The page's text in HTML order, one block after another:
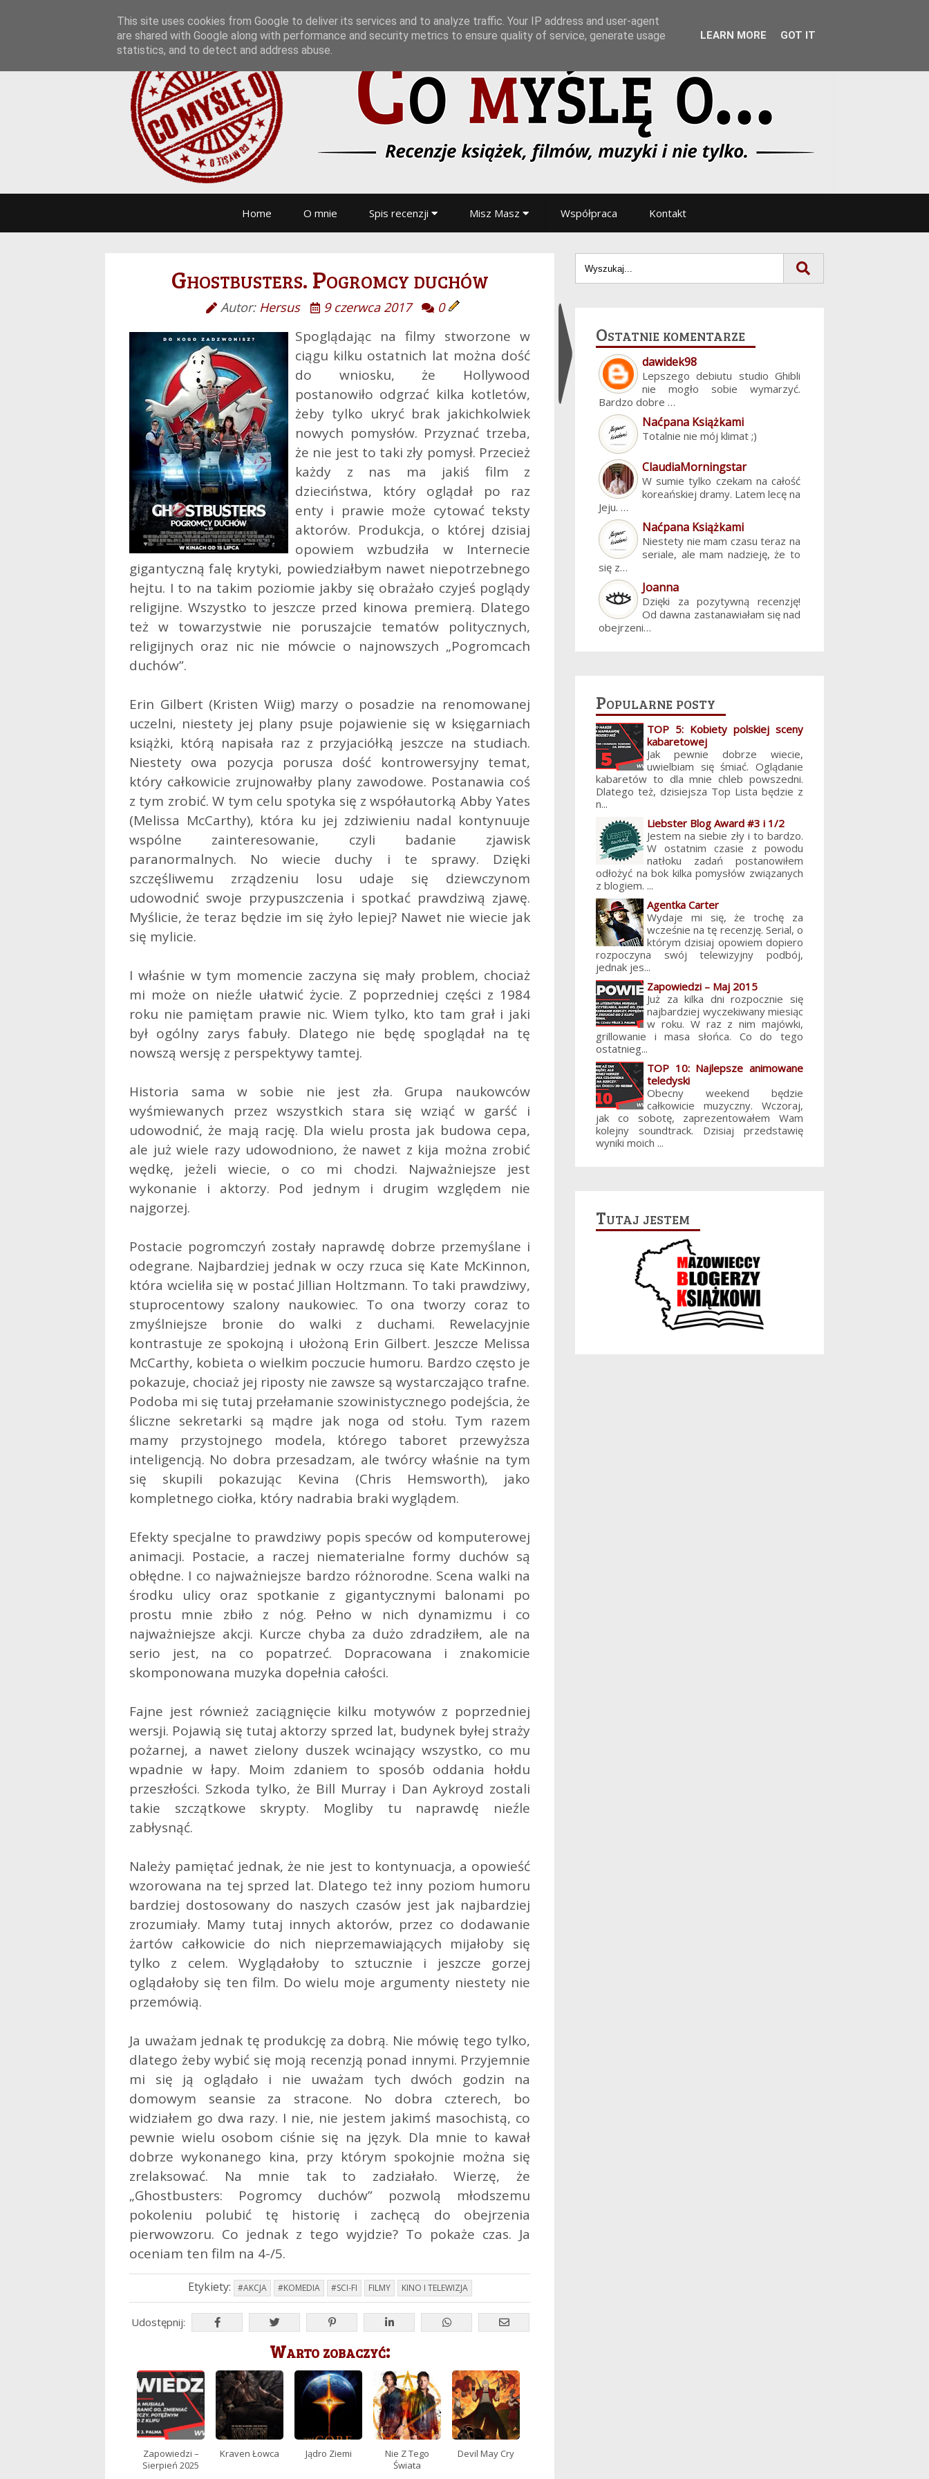
Home O mnie Spis recenzji Misz Masz Współpraca Kontakt
Ghostbusters. Pogromcy duchów
Autor: Hersus 9 czerwca 2017 0
Spoglądając na filmy stworzone w
ciągu kilku ostatnich lat można dość
do wniosku, że Hollywood
postanowiło odgrzać kilka kotletów,
żeby tylko ukryć brak jakichkolwiek
nowych pomysłów. Przyznać trzeba,
że nie jest to taki zły pomysł. Przecież
każdy z nas ma jakiś film z
dzieciństwa, który oglądał po raz
enty i prawie może cytować teksty
aktorów. Produkcja, o której dzisiaj
opowiem wzbudziła w Internecie
gigantyczną falę krytyki, powiedziałbym nawet niepotrzebnego
hejtu. I to na takim poziomie jakby się obrażało czyjeś poglądy
religijne. Wszystko to jeszcze przed kinowa premierą. Dlatego
też w towarzystwie nie poruszajcie tematów politycznych,
religijnych oraz nic nie mówcie o najnowszych „Pogromcach
duchów”.
Erin Gilbert (Kristen Wiig) marzy o posadzie na renomowanej
uczelni, niestety jej plany psuje pojawienie się w księgarniach
książki, którą napisała raz z przyjaciółką jeszcze na studiach.
Niestety owa pozycja porusza dość kontrowersyjny temat,
który całkowicie zrujnowałby plany zawodowe. Postanawia coś
z tym zrobić. W tym celu spotyka się z współautorką Abby Yates
(Melissa McCarthy), która ku jej zdziwieniu nadal kontynuuje
wspólne zainteresowanie, czyli badanie zjawisk
paranormalnych. No wiecie duchy i te sprawy. Dzięki
szczęśliwemu zrządzeniu losu udaje się dziewczynom
udowodnić swoje przypuszczenia i spotkać prawdziwą zjawę.
Myślicie, że teraz będzie im się żyło lepiej? Nawet nie wiecie jak
się mylicie.
I właśnie w tym momencie zaczyna się mały problem, chociaż
mi może on nieźle ułatwić życie. Z poprzedniej części z 1984
roku nie pamiętam prawie nic. Wiem tylko, kto tam grał i jaki
był ogólny zarys fabuły. Dlatego nie będę spoglądał na tę
nowszą wersję z perspektywy tamtej.
Historia sama w sobie nie jest zła. Grupa naukowców
wyśmiewanych przez wszystkich stara się wziąć w garść i
udowodnić, że mają rację. Dla wielu prosta jak budowa cepa,
ale już wiele razy udowodniono, że nawet z kija można zrobić
wędkę, jeżeli wiecie, o co mi chodzi. Najważniejsze jest
wykonanie i aktorzy. Pod jednym i drugim względem nie
najgorzej.
Postacie pogromczyń zostały naprawdę dobrze przemyślane i
odegrane. Najbardziej jednak w oczy rzuca się Kate McKinnon,
która wcieliła się w postać Jillian Holtzmann. To taki prawdziwy,
stuprocentowy szalony naukowiec. To ona tworzy coraz to
zmyślniejsze bronie do walki z duchami. Rewelacyjnie
kontrastuje ze spokojną i ułożoną Erin Gilbert. Jeszcze Melissa
McCarthy, kobieta o wielkim poczucie humoru. Bardzo często je
pokazuje, chociaż jej riposty nie zawsze są wystarczająco trafne.
Podoba mi się tutaj przełamanie szowinistycznego podejścia, że
śliczne sekretarki są mądre jak noga od stołu. Tym razem
mamy przystojnego modela, którego taboret przewyższa
inteligencją. No dobra przesadzam, ale twórcy właśnie na tym
się skupili pokazując Kevina (Chris Hemsworth), jako
kompletnego ciołka, który nadrabia braki wyglądem.
Efekty specjalne to prawdziwy popis speców od komputerowej
animacji. Postacie, a raczej niematerialne formy duchów są
obłędne. I co najważniejsze bardzo różnorodne. Scena walki na
środku ulicy oraz spotkanie z gigantycznymi balonami po
prostu mnie zbiło z nóg. Pełno w nich dynamizmu i co
najważniejsze akcji. Kurcze chyba za dużo zdradziłem, ale na
serio jest, na co popatrzeć. Dopracowana i znakomicie
skomponowana muzyka dopełnia całości.
Fajne jest również zaciągnięcie kilku motywów z poprzedniej
wersji. Pojawią się tutaj aktorzy sprzed lat, budynek byłej straży
pożarnej, a nawet zielony duszek wcinający wszystko, co mu
wpadnie w łapy. Moim zdaniem to sposób oddania hołdu
przeszłości. Szkoda tylko, że Bill Murray i Dan Aykroyd zostali
takie szczątkowe skrypty. Mogliby tu naprawdę nieźle
zabłysnąć.
Należy pamiętać jednak, że nie jest to kontynuacja, a opowieść
wzorowana na tej sprzed lat. Dlatego też inny poziom humoru
bardziej dostosowany do naszych czasów jest jak najbardziej
zrozumiały. Mamy tutaj innych aktorów, przez co dodawanie
żartów całkowicie do nich nieprzemawiających mijałoby się
tylko z celem. Wyglądałoby to sztucznie i jeszcze gorzej
oglądałoby się ten film. Do wielu moje argumenty niestety nie
przemówią.
Ja uważam jednak tę produkcję za dobrą. Nie mówię tego tylko,
dlatego żeby wybić się moją recenzją ponad innymi. Przyjemnie
mi się ją oglądało i nie uważam tych dwóch godzin na
domowym seansie za stracone. No dobra czterech, bo
widziałem go dwa razy. I nie, nie jestem jakimś masochistą, co
pewnie wielu osobom ciśnie się na język. Dla mnie to kawał
dobrze wykonanego kina, przy którym spokojnie można się
zrelaksować. Na mnie tak to zadziałało. Wierzę, że
„Ghostbusters: Pogromcy duchów” pozwolą młodszemu
pokoleniu polubić tę historię i zachęcą do obejrzenia
pierwowzoru. Co jednak z tego wyjdzie? To pokaże czas. Ja
oceniam ten film na 4-/5.
Etykiety: #AKCJA #KOMEDIA #SCI-FI FILMY KINO I TELEWIZJA
Udostępnij:
Warto zobaczyć:
Zapowiedzi –
Sierpień 2025
Kraven Łowca Jądro Ziemi
Nie Z Tego
Świata
Devil May Cry
Ukryj
Ostatnie komentarze
dawidek98
Lepszego debiutu studio Ghibli
nie mogło sobie wymarzyć.
Bardzo dobre …
Naćpana Książkami
Totalnie nie mój klimat ;)
ClaudiaMorningstar
W sumie tylko czekam na całość
koreańskiej dramy. Latem lecę na
Jeju. …
Naćpana Książkami
Niestety nie mam czasu teraz na
seriale, ale mam nadzieję, że to
się z…
Joanna
Dzięki za pozytywną recenzję!
Od dawna zastanawiałam się nad
obejrzeni…
Popularne posty
TOP 5: Kobiety polskiej sceny
kabaretowej
Jak pewnie dobrze wiecie,
uwielbiam się śmiać. Oglądanie
kabaretów to dla mnie chleb powszedni.
Dlatego też, dzisiejsza Top Lista będzie z
n...
Liebster Blog Award #3 i 1/2
Jestem na siebie zły i to bardzo.
W ostatnim czasie z powodu
natłoku zadań postanowiłem
odłożyć na bok kilka pomysłów związanych
z blogiem. ...
Agentka Carter
Wydaje mi się, że trochę za
wcześnie na tę recenzję. Serial, o
którym dzisiaj opowiem dopiero
rozpoczyna swój telewizyjny podbój,
jednak jes...
Zapowiedzi – Maj 2015
Już za kilka dni rozpocznie się
najbardziej wyczekiwany miesiąc
w roku. W raz z nim majówki,
grillowanie i masa słońca. Co do tego
ostatnieg...
TOP 10: Najlepsze animowane
teledyski
Obecny weekend będzie
całkowicie muzyczny. Wczoraj,
jak co sobotę, zaprezentowałem Wam
kolejny soundtrack. Dzisiaj przedstawię
wyniki moich ...
Tutaj jestem
This site uses cookies from Google to deliver its services and to analyze traffic. Your IP address and user-agent
are shared with Google along with performance and security metrics to ensure quality of service, generate usage
statistics, and to detect and address abuse.
LEARN MORE GOT IT